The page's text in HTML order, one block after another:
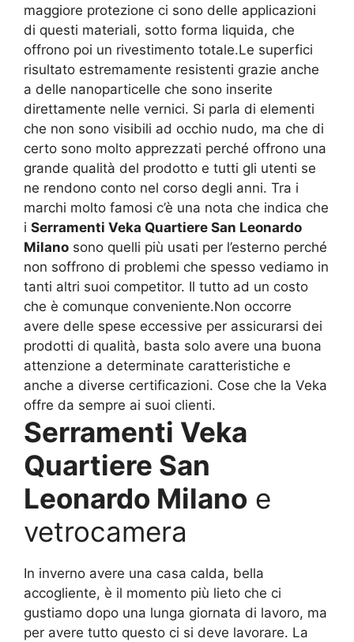
maggiore protezione ci sono delle applicazioni
di questi materiali, sotto forma liquida, che
offrono poi un rivestimento totale.Le superfici
risultato estremamente resistenti grazie anche
a delle nanoparticelle che sono inserite
direttamente nelle vernici. Si parla di elementi
che non sono visibili ad occhio nudo, ma che di
certo sono molto apprezzati perché offrono una
grande qualità del prodotto e tutti gli utenti se
ne rendono conto nel corso degli anni. Tra i
marchi molto famosi c’è una nota che indica che
i Serramenti Veka Quartiere San Leonardo
Milano sono quelli più usati per l’esterno perché
non soffrono di problemi che spesso vediamo in
tanti altri suoi competitor. Il tutto ad un costo
che è comunque conveniente.Non occorre
avere delle spese eccessive per assicurarsi dei
prodotti di qualità, basta solo avere una buona
attenzione a determinate caratteristiche e
anche a diverse certificazioni. Cose che la Veka
offre da sempre ai suoi clienti.
Serramenti Veka
Quartiere San
Leonardo Milano e
vetrocamera
In inverno avere una casa calda, bella
accogliente, è il momento più lieto che ci
gustiamo dopo una lunga giornata di lavoro, ma
per avere tutto questo ci si deve lavorare. La